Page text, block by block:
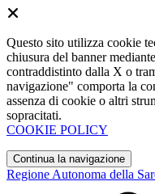
Questo sito utilizza cookie
chiusura del banner
contraddistinto dalla X o
navigazione" comporta la
assenza di cookie o altri
sopracitati.
COOKIE POLICY
Continua la navigazione
Regione Autonoma della